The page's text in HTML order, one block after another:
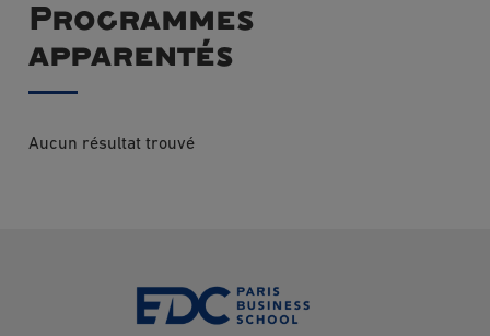
Programmes
apparentés
Aucun résultat trouvé